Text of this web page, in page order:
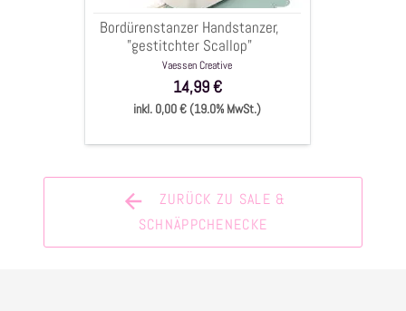
Bordürenstanzer Handstanzer,
"gestitchter Scallop"
Vaessen Creative
14,99 €
inkl. 0,00 € (19.0% MwSt.)
ZURÜCK ZU SALE &
SCHNÄPPCHENECKE